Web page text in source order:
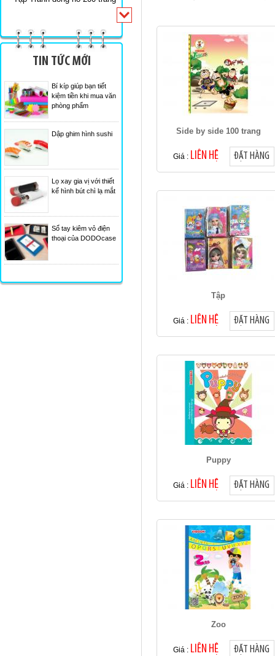
TIN TỨC MỚI
Bí kíp giúp bạn tiết
kiệm tiền khi mua văn
phòng phẩm
Dập ghim hình sushi
Lọ xay gia vị với thiết
kế hình bút chì lạ mắt
Sổ tay kiêm vỏ điện
thoại của DODOcase
Side by side 100 trang
Giá : LIÊN HỆ ĐẶT HÀNG
Tập
Giá : LIÊN HỆ ĐẶT HÀNG
Puppy
Giá : LIÊN HỆ ĐẶT HÀNG
Zoo
Giá : LIÊN HỆ ĐẶT HÀNG